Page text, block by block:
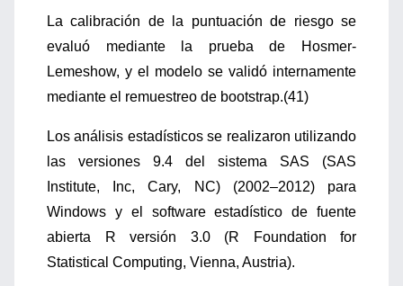
La calibración de la puntuación de riesgo se
evaluó mediante la prueba de Hosmer-
Lemeshow, y el modelo se validó internamente
mediante el remuestreo de bootstrap.(41)
Los análisis estadísticos se realizaron utilizando
las versiones 9.4 del sistema SAS (SAS
Institute, Inc, Cary, NC) (2002–2012) para
Windows y el software estadístico de fuente
abierta R versión 3.0 (R Foundation for
Statistical Computing, Vienna, Austria).